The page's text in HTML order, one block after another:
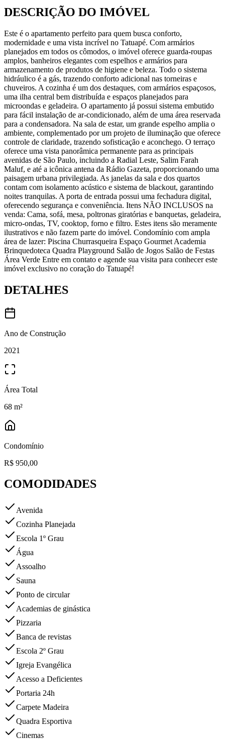
DESCRIÇÃO DO IMÓVEL
Este é o apartamento perfeito para quem busca conforto,
modernidade e uma vista incrível no Tatuapé. Com armários
planejados em todos os cômodos, o imóvel oferece guarda-roupas
amplos, banheiros elegantes com espelhos e armários para
armazenamento de produtos de higiene e beleza. Todo o sistema
hidráulico é a gás, trazendo conforto adicional nas torneiras e
chuveiros. A cozinha é um dos destaques, com armários espaçosos,
uma ilha central bem distribuída e espaços planejados para
microondas e geladeira. O apartamento já possui sistema embutido
para fácil instalação de ar-condicionado, além de uma área reservada
para a condensadora. Na sala de estar, um grande espelho amplia o
ambiente, complementado por um projeto de iluminação que oferece
controle de claridade, trazendo sofisticação e aconchego. O terraço
oferece uma vista panorâmica permanente para as principais
avenidas de São Paulo, incluindo a Radial Leste, Salim Farah
Maluf, e até a icônica antena da Rádio Gazeta, proporcionando uma
paisagem urbana privilegiada. As janelas da sala e dos quartos
contam com isolamento acústico e sistema de blackout, garantindo
noites tranquilas. A porta de entrada possui uma fechadura digital,
oferecendo segurança e conveniência. Itens NÃO INCLUSOS na
venda: Cama, sofá, mesa, poltronas giratórias e banquetas, geladeira,
micro-ondas, TV, cooktop, forno e filtro. Estes itens são meramente
ilustrativos e não fazem parte do imóvel. Condomínio com ampla
área de lazer: Piscina Churrasqueira Espaço Gourmet Academia
Brinquedoteca Quadra Playground Salão de Jogos Salão de Festas
Área Verde Entre em contato e agende sua visita para conhecer este
imóvel exclusivo no coração do Tatuapé!
DETALHES
Ano de Construção
2021
Área Total
68 m²
Condomínio
R$ 950,00
COMODIDADES
Avenida
Cozinha Planejada
Escola 1º Grau
Água
Assoalho
Sauna
Ponto de circular
Academias de ginástica
Pizzaria
Banca de revistas
Escola 2º Grau
Igreja Evangélica
Acesso a Deficientes
Portaria 24h
Carpete Madeira
Quadra Esportiva
Cinemas